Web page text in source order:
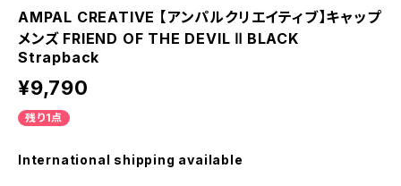
AMPAL CREATIVE 【アンパルクリエイティブ】キャップ
メンズ FRIEND OF THE DEVIL Ⅱ BLACK
Strapback
¥9,790
残り1点
International shipping available